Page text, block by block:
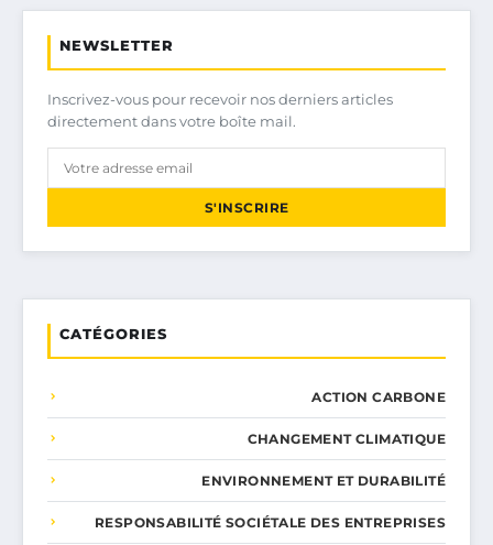
NEWSLETTER
Inscrivez-vous pour recevoir nos derniers articles
directement dans votre boîte mail.
S'INSCRIRE
CATÉGORIES
ACTION CARBONE
CHANGEMENT CLIMATIQUE
ENVIRONNEMENT ET DURABILITÉ
RESPONSABILITÉ SOCIÉTALE DES ENTREPRISES